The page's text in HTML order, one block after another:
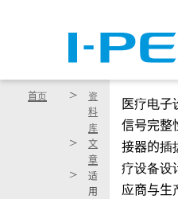
首页
资
料
库
文
章
适
用
医疗电子
信号完整
接器的插
疗设备设
应商与生